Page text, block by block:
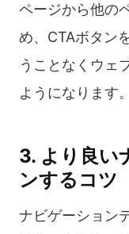
ページから他の
め、CTAボタン
うことなくウェ
ようになります。
3. より良い
ンするコツ
ナビゲーション